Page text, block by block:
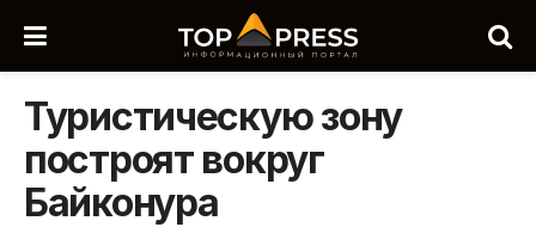
Туристическую зону
построят вокруг
Байконура